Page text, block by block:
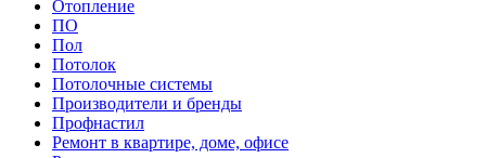
Отопление
ПО
Пол
Потолок
Потолочные системы
Производители и бренды
Профнастил
Ремонт в квартире, доме, офисе